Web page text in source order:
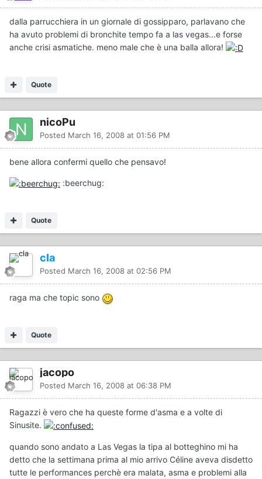
dalla parrucchiera in un giornale di gossipparo, parlavano che
ha avuto problemi di bronchite tempo fa a las vegas...e forse
anche crisi asmatiche. meno male che è una balla allora!
Quote
nicoPu
Posted March 16, 2008 at 01:56 PM
bene allora confermi quello che pensavo!
:beerchug:
Quote
cla
Posted March 16, 2008 at 02:56 PM
raga ma che topic sono
Quote
jacopo
Posted March 16, 2008 at 06:38 PM
Ragazzi è vero che ha queste forme d'asma e a volte di
Sinusite.
quando sono andato a Las Vegas la tipa al botteghino mi ha
detto che la settimana prima al mio arrivo Céline aveva disdetto
tutte le performances perchè era malata, asma e problemi alla